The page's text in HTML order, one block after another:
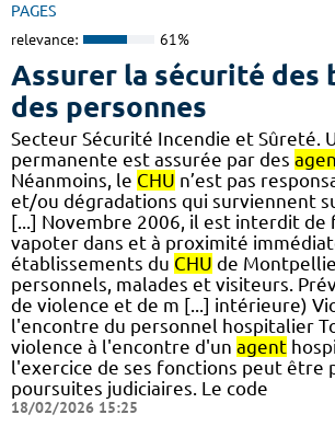
PAGES
relevance: 61%
Assurer la sécurité des
des personnes
Secteur Sécurité Incendie et Sûreté.
permanente est assurée par des
Néanmoins, le CHU n’est pas
et/ou dégradations qui surviennent
[...] Novembre 2006, il est interdit de
vapoter dans et à proximité
établissements du CHU de
personnels, malades et visiteurs.
de violence et de m [...] intérieure)
l'encontre du personnel hospitalier
violence à l'encontre d'un agent
l'exercice de ses fonctions peut être
poursuites judiciaires. Le code
18/02/2026 15:25